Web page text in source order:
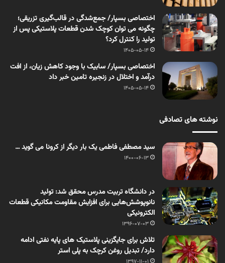
اختصاصی بسپار/ جمع‌شدگی در قالب‌گیری تزریقی؛
چگونه می توان کوچک شدن قطعات پلاستیکی پس از
تولید را کنترل کرد؟
1405-05-14
اختصاصی بسپار/ سابیک با وجود کاهش زیان، از افت
درآمد و اختلال در زنجیره تامین خبر داد
1405-05-14
نوشته های تصادفی
سید مصطفی فاطمی یک بار دیگر از کرونا می گوید …
1400-06-13
در دانشگاه تربیت مدرس محقق شد: تولید
نانوپوشش‌هایی برای افزایش مقاومت مکانیکی قطعات
الکترونیکی
1396-07-03
تلاش برای جایگزینی پلاستیک های پایه نفتی ادامه
دارد/ تبدیل روغن کرچک به پلی استر